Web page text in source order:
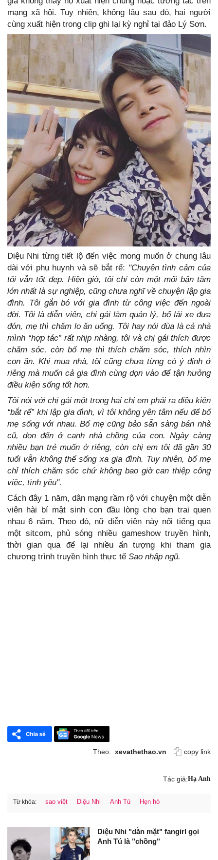
mạng xã hội. Tuy nhiên, không lâu sau đó, hai người
cùng xuất hiện trong clip ghi lại kỳ nghỉ tại đảo Lý Sơn.
Diệu Nhi từng tiết lộ đến việc mong muốn ở chung lâu
dài với phụ huynh và sẽ bắt rể: "Chuyện tình cảm của
tôi vẫn tốt đẹp. Hiện giờ, tôi chỉ còn một mối bận tâm
lớn nhất là sự nghiệp, cũng chưa nghĩ về chuyện lập gia
đình. Tôi gắn bó với gia đình từ công việc đến ngoài
đời. Tôi là diễn viên, chị gái làm quản lý, bố lái xe đưa
đón, mẹ thì chăm lo ăn uống. Tôi hay nói đùa là cả nhà
mình “hợp tác” rất nhịp nhàng, tôi và chị gái thích được
chăm sóc, còn bố mẹ thì thích chăm sóc, thích nhìn
con ăn. Khi mua nhà, tôi cũng chưa từng có ý định ở
riêng mà muốn cả gia đình cùng dọn vào để tận hưởng
điều kiện sống tốt hơn.
Tôi nói với chị gái một trong hai chị em phải ra điều kiện
“bắt rể” khi lập gia đình, vì tôi không yên tâm nếu để bố
mẹ sống với nhau. Bố mẹ cũng bảo sẵn sàng bán nhà
cũ, dọn đến ở cạnh nhà chồng của con. Ngày càng
nhiều bạn trẻ muốn ở riêng, còn chị em tôi đã gần 30
tuổi vẫn không thể sống xa gia đình. Tuy nhiên, bố mẹ
chỉ thích chăm sóc chứ không bao giờ can thiệp công
việc, tình yêu".
Cách đây 1 năm, dân mạng rầm rộ với chuyện một diễn
viên hài bí mật sinh con đầu lòng cho bạn trai quen
nhau 6 năm. Theo đó, nữ diễn viên này nổi tiếng qua
một sitcom, phủ sóng nhiều gameshow truyền hình,
thời gian qua để lại nhiều ấn tượng khi tham gia
chương trình truyền hình thực tế Sao nhập ngũ.
Theo: xevathethao.vn copy link
Tác giả:Hạ Anh
Từ khóa: sao việt Diệu Nhi Anh Tú Hẹn hò
Diệu Nhi "dằn mặt" fangirl gọi
Anh Tú là "chồng"